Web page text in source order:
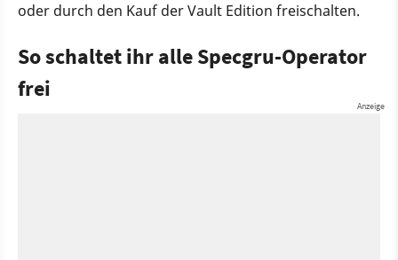
oder durch den Kauf der Vault Edition freischalten.
So schaltet ihr alle Specgru-Operator
frei